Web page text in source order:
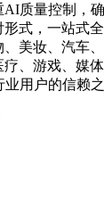
质量控制，
式，一站式
美妆、汽车
、游戏、媒
用户的信赖之